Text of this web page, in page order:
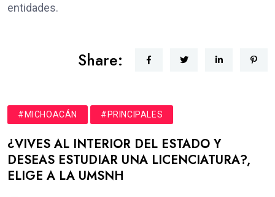
entidades.
Share:
#MICHOACÁN #PRINCIPALES
¿VIVES AL INTERIOR DEL ESTADO Y
DESEAS ESTUDIAR UNA LICENCIATURA?,
ELIGE A LA UMSNH